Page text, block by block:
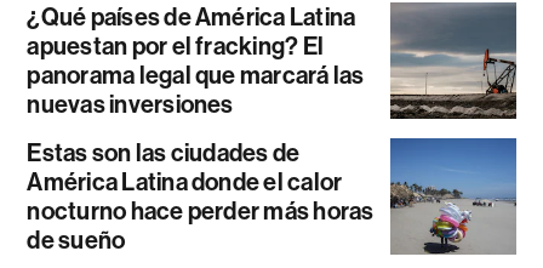
¿Qué países de América Latina
apuestan por el fracking? El
panorama legal que marcará las
nuevas inversiones
Estas son las ciudades de
América Latina donde el calor
nocturno hace perder más horas
de sueño